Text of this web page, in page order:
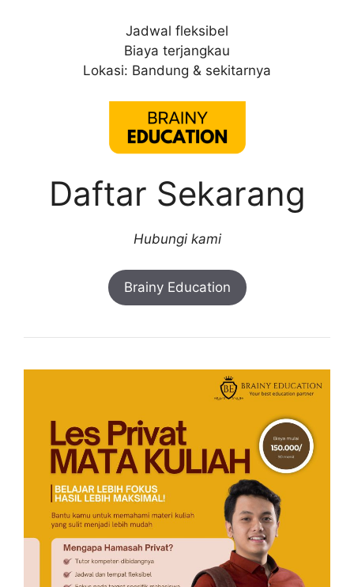
Jadwal fleksibel
Biaya terjangkau
Lokasi: Bandung & sekitarnya
Daftar Sekarang
Hubungi kami
Brainy Education